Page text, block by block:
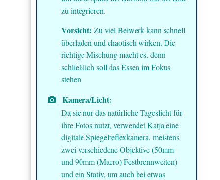
zu integrieren.
Vorsicht: Zu viel Beiwerk kann schnell
überladen und chaotisch wirken. Die
richtige Mischung macht es, denn
schließlich soll das Essen im Fokus
stehen.
Kamera/Licht:
Da sie nur das natürliche Tageslicht für
ihre Fotos nutzt, verwendet Katja eine
digitale Spiegelreflexkamera, meistens
zwei verschiedene Objektive (50mm
und 90mm (Macro) Festbrennweiten)
und ein Stativ, um auch bei etwas